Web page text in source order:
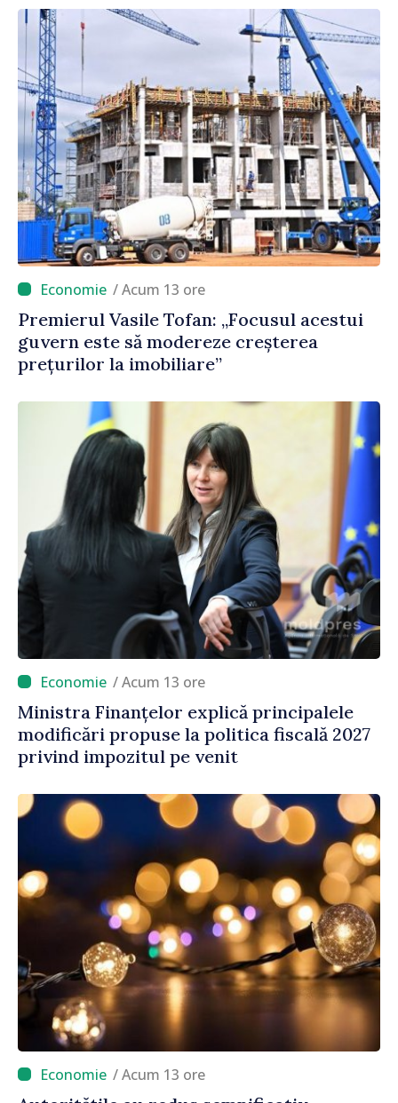
/ Acum 13 ore
Premierul Vasile Tofan: „Focusul acestui
guvern este să modereze creșterea
prețurilor la imobiliare”
/ Acum 13 ore
Ministra Finanțelor explică principalele
modificări propuse la politica fiscală 2027
privind impozitul pe venit
/ Acum 13 ore